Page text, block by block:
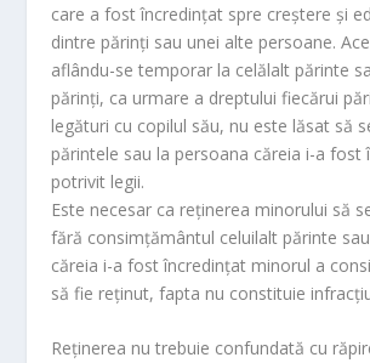
care a fost încredinţat spre creştere şi
dintre părinţi sau unei alte persoane.
aflându-se temporar la celălalt părinte
părinţi, ca urmare a dreptului fiecărui
legături cu copilul său, nu este lăsat să
părintele sau la persoana căreia i-a fost
potrivit legii.
Este necesar ca reţinerea minorului să
fără consimţământul celuilalt părinte
căreia i-a fost încredinţat minorul a
să fie reţinut, fapta nu constituie
Reţinerea nu trebuie confundată cu